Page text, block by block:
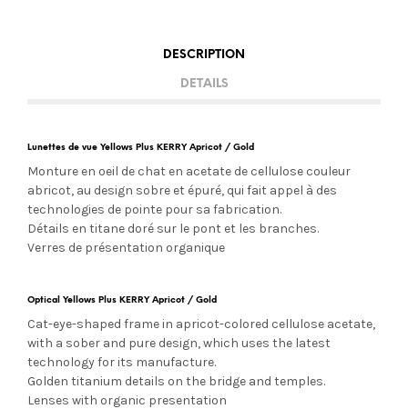
DESCRIPTION
DETAILS
Lunettes de vue Yellows Plus KERRY Apricot / Gold
Monture en oeil de chat en acetate de cellulose couleur
abricot, au design sobre et épuré, qui fait appel à des
technologies de pointe pour sa fabrication.
Détails en titane doré sur le pont et les branches.
Verres de présentation organique
Optical Yellows Plus KERRY Apricot / Gold
Cat-eye-shaped frame in apricot-colored cellulose acetate,
with a sober and pure design, which uses the latest
technology for its manufacture.
Golden titanium details on the bridge and temples.
Lenses with organic presentation